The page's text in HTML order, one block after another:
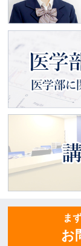
進学塾ビッグバ
メイトの会
医学部ってどん
ま
お